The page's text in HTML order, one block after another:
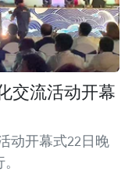
交流活动开幕
动开幕式22日晚